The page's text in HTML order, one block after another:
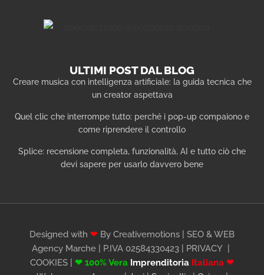
ULTIMI POST DAL BLOG
Creare musica con intelligenza artificiale: la guida tecnica che
un creator aspettava
Quel clic che interrompe tutto: perché i pop-up compaiono e
come riprendere il controllo
Splice: recensione completa, funzionalità, AI e tutto ciò che
devi sapere per usarlo davvero bene
Designed with ❤ By Creativemotions | SEO & WEB
Agency Marche | P.IVA 02584330423 | PRIVACY
COOKIES
❤ 100% Vera Imprenditoria Italiana ❤